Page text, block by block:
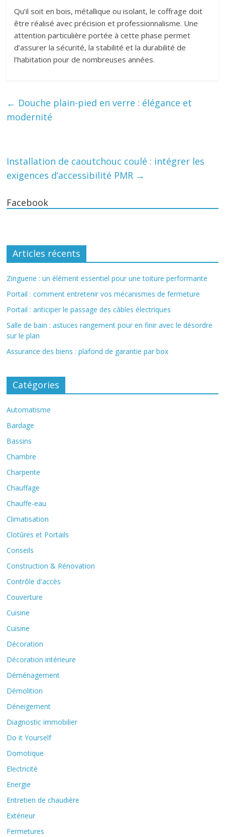
Qu’il soit en bois, métallique ou isolant, le coffrage doit
être réalisé avec précision et professionnalisme. Une
attention particulière portée à cette phase permet
d’assurer la sécurité, la stabilité et la durabilité de
l’habitation pour de nombreuses années.
← Douche plain-pied en verre : élégance et
modernité
Installation de caoutchouc coulé : intégrer les
exigences d’accessibilité PMR →
Facebook
Articles récents
Zinguerie : un élément essentiel pour une toiture performante
Portail : comment entretenir vos mécanismes de fermeture
Portail : anticiper le passage des câbles électriques
Salle de bain : astuces rangement pour en finir avec le désordre
sur le plan
Assurance des biens : plafond de garantie par box
Catégories
Automatisme
Bardage
Bassins
Chambre
Charpente
Chauffage
Chauffe-eau
Climatisation
Clotûres et Portails
Conseils
Construction & Rénovation
Contrôle d'accès
Couverture
Cuisine
Cuisine
Décoration
Décoration intérieure
Déménagement
Démolition
Déneigement
Diagnostic immobilier
Do it Yourself
Domotique
Electricité
Energie
Entretien de chaudière
Extérieur
Fermetures